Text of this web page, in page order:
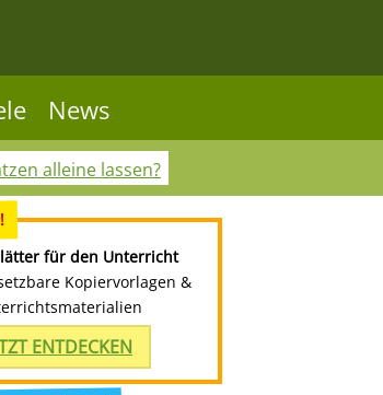
News
alleine lassen?
für den Unterricht
Kopiervorlagen &
ENTDECKEN